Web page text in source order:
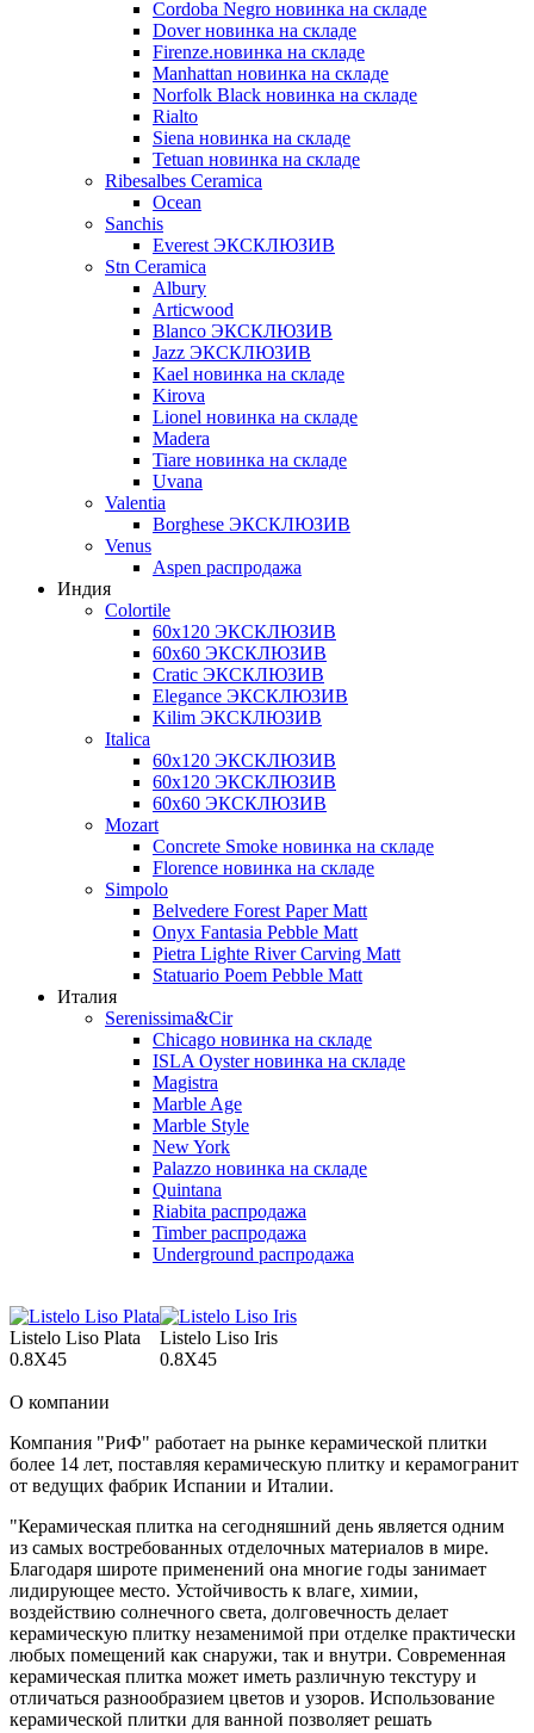
Cordoba Negro новинка на складе
Dover новинка на складе
Firenze.новинка на складе
Manhattan новинка на складе
Norfolk Black новинка на складе
Rialto
Siena новинка на складе
Tetuan новинка на складе
Ribesalbes Ceramica
Ocean
Sanchis
Everest ЭКСКЛЮЗИВ
Stn Ceramica
Albury
Articwood
Blanco ЭКСКЛЮЗИВ
Jazz ЭКСКЛЮЗИВ
Kael новинка на складе
Kirova
Lionel новинка на складе
Madera
Tiare новинка на складе
Uvana
Valentia
Borghese ЭКСКЛЮЗИВ
Venus
Aspen распродажа
Индия
Colortile
60х120 ЭКСКЛЮЗИВ
60х60 ЭКСКЛЮЗИВ
Cratic ЭКСКЛЮЗИВ
Elegance ЭКСКЛЮЗИВ
Kilim ЭКСКЛЮЗИВ
Italica
60х120 ЭКСКЛЮЗИВ
60х120 ЭКСКЛЮЗИВ
60х60 ЭКСКЛЮЗИВ
Mozart
Concrete Smoke новинка на складе
Florence новинка на складе
Simpolo
Belvedere Forest Paper Matt
Onyx Fantasia Pebble Matt
Pietra Lighte River Carving Matt
Statuario Poem Pebble Matt
Италия
Serenissima&Cir
Chicago новинка на складе
ISLA Oyster новинка на складе
Magistra
Marble Age
Marble Style
New York
Palazzo новинка на складе
Quintana
Riabita распродажа
Timber распродажа
Underground распродажа
Listelo Liso Plata
0.8X45
Listelo Liso Iris
0.8X45
О компании
Компания "РиФ" работает на рынке керамической плитки
более 14 лет, поставляя керамическую плитку и керамогранит
от ведущих фабрик Испании и Италии.
"Керамическая плитка на сегодняшний день является одним
из самых востребованных отделочных материалов в мире.
Благодаря широте применений она многие годы занимает
лидирующее место. Устойчивость к влаге, химии,
воздействию солнечного света, долговечность делает
керамическую плитку незаменимой при отделке практически
любых помещений как снаружи, так и внутри. Современная
керамическая плитка может иметь различную текстуру и
отличаться разнообразием цветов и узоров. Использование
керамической плитки для ванной позволяет решать